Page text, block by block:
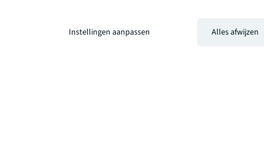
Instellingen aanpassen Alles afwijzen